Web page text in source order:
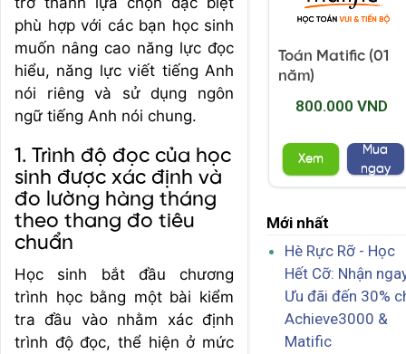
phù hợp với các bạn học sinh
muốn nâng cao năng lực đọc
hiểu, năng lực viết tiếng Anh
nói riêng và sử dụng ngôn
ngữ tiếng Anh nói chung.
1. Trình độ đọc của học
sinh được xác định và
đo lường hàng tháng
theo thang đo tiêu
chuẩn
Học sinh bắt đầu chương
trình học bằng một bài kiểm
tra đầu vào nhằm xác định
trình độ đọc, thể hiện ở mức
Toán Matific (01
năm)
800.000 VND
Xem
Mua
ngay
Mới nhất
Hè Rực Rỡ - Học
Hết Cỡ: Nhận
Ưu đãi đến 30%
Achieve3000 &
Matific